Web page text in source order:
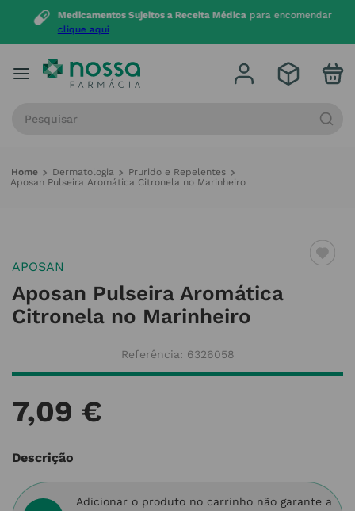
Medicamentos Sujeitos a Receita Médicapara encomendar
clique aqui
Dermatologia
Prurido e Repelentes
Aposan Pulseira Aromática Citronela no Marinheiro
APOSAN
Aposan Pulseira Aromática
Citronela no Marinheiro
Referência: 6326058
7,09 €
Descrição
Adicionar o produto no carrinho não garante a